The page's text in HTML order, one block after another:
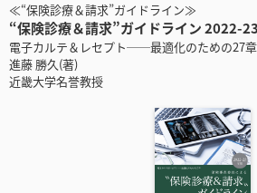
≪“保険診療＆請求”ガイドライン≫
“保険診療＆請求”ガイドライン 2022-23
電子カルテ＆レセプト──最適化のための27章
進藤 勝久(著)
近畿大学名誉教授